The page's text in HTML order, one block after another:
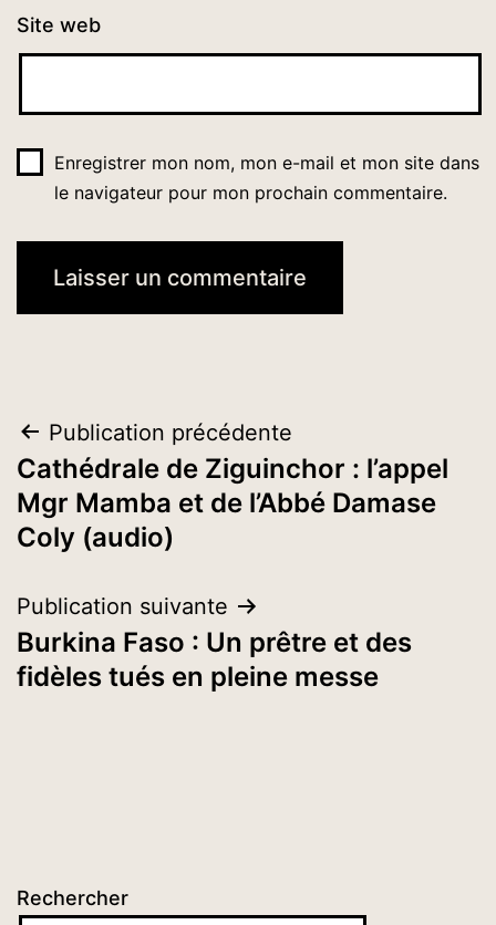
Site web
Enregistrer mon nom, mon e-mail et mon site dans
le navigateur pour mon prochain commentaire.
Navigation
de
l’article
Publication précédente
Cathédrale de Ziguinchor : l’appel
Mgr Mamba et de l’Abbé Damase
Coly (audio)
Publication suivante
Burkina Faso : Un prêtre et des
fidèles tués en pleine messe
Rechercher